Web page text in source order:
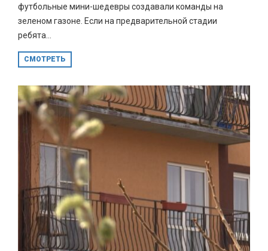
футбольные мини-шедевры создавали команды на
зеленом газоне. Если на предварительной стадии
ребята...
СМОТРЕТЬ